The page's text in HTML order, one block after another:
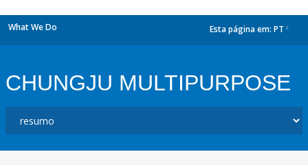
What We Do Esta página em: PT
CHUNGJU MULTIPURPOSE